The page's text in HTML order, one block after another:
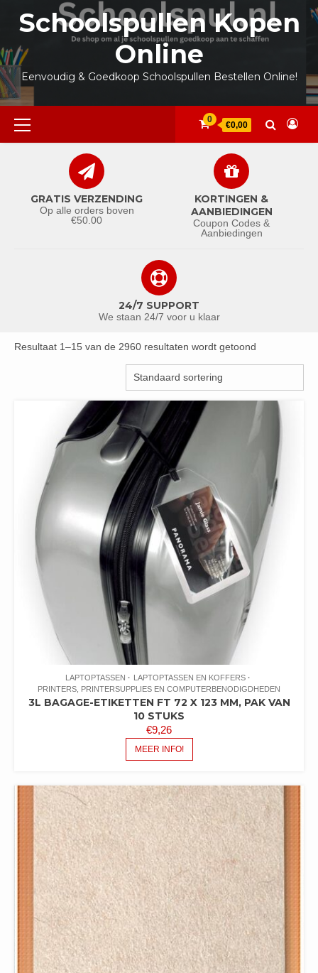
inhoud
Schoolspullen Kopen
Online
Eenvoudig & Goedkoop Schoolspullen Bestellen Online!
Primair
menu
0
€0,00
GRATIS VERZENDING
Op alle orders boven
€50.00
KORTINGEN &
AANBIEDINGEN
Coupon Codes &
Aanbiedingen
24/7 SUPPORT
We staan 24/7 voor u klaar
Resultaat 1–15 van de 2960 resultaten wordt getoond
LAPTOPTASSEN
LAPTOPTASSEN EN KOFFERS
PRINTERS, PRINTERSUPPLIES EN COMPUTERBENODIGDHEDEN
3L BAGAGE-ETIKETTEN FT 72 X 123 MM, PAK VAN
10 STUKS
€9,26
MEER INFO!